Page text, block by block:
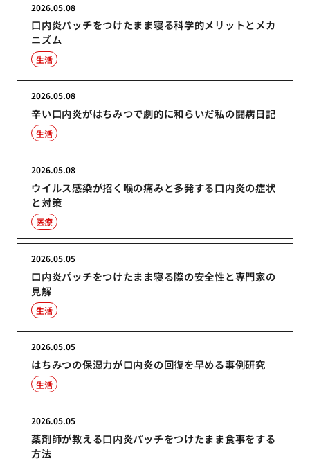
口内炎パッチをつけたまま寝る科学的メリットとメカ
ニズム
2026.05.08
生活
辛い口内炎がはちみつで劇的に和らいだ私の闘病日記
2026.05.08
生活
ウイルス感染が招く喉の痛みと多発する口内炎の症状
と対策
2026.05.08
医療
口内炎パッチをつけたまま寝る際の安全性と専門家の
見解
2026.05.05
生活
はちみつの保湿力が口内炎の回復を早める事例研究
2026.05.05
生活
薬剤師が教える口内炎パッチをつけたまま食事をする
方法
2026.05.05